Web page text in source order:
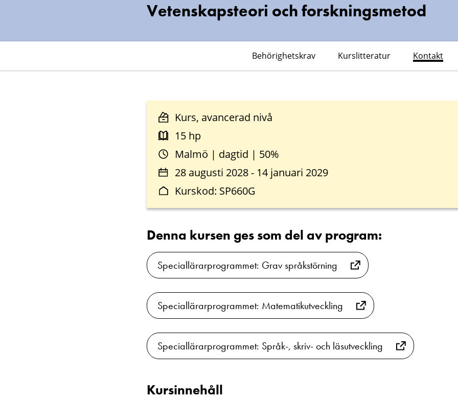
Vetenskapsteori och forskningsmetod
Behörighetskrav Kurslitteratur Kontakt
Kurs, avancerad nivå
15 hp
Malmö | dagtid | 50%
28 augusti 2028 - 14 januari 2029
Kurskod: SP660G
Denna kursen ges som del av program:
Speciallärarprogrammet: Grav språkstörning
Speciallärarprogrammet: Matematikutveckling
Speciallärarprogrammet: Språk-, skriv- och läsutveckling
Kursinnehåll